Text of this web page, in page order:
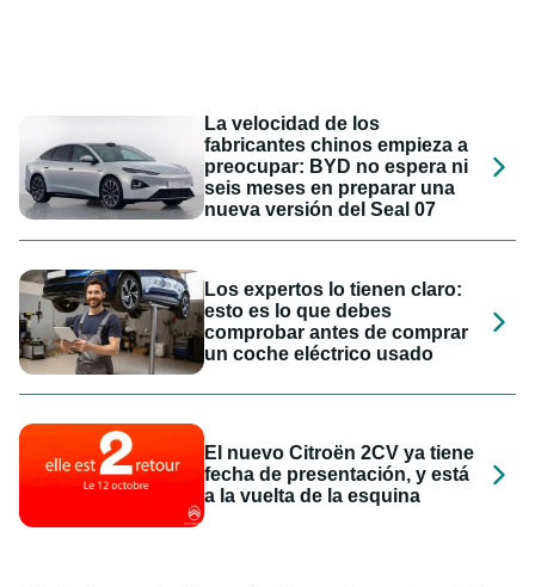
La velocidad de los
fabricantes chinos empieza a
preocupar: BYD no espera ni
seis meses en preparar una
nueva versión del Seal 07
Los expertos lo tienen claro:
esto es lo que debes
comprobar antes de comprar
un coche eléctrico usado
El nuevo Citroën 2CV ya tiene
fecha de presentación, y está
a la vuelta de la esquina